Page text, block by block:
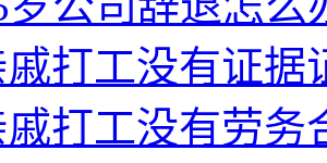
打工没有证据
打工没有劳务